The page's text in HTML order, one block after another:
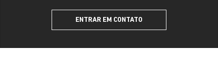
ENTRAR EM CONTATO